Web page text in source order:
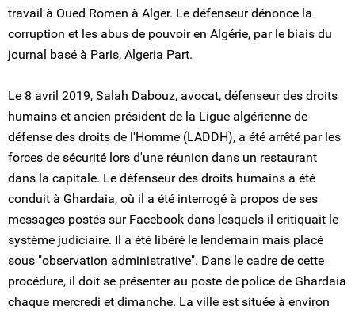
travail à Oued Romen à Alger. Le défenseur dénonce la
corruption et les abus de pouvoir en Algérie, par le biais du
journal basé à Paris, Algeria Part.
Le 8 avril 2019, Salah Dabouz, avocat, défenseur des droits
humains et ancien président de la Ligue algérienne de
défense des droits de l'Homme (LADDH), a été arrêté par les
forces de sécurité lors d'une réunion dans un restaurant
dans la capitale. Le défenseur des droits humains a été
conduit à Ghardaia, où il a été interrogé à propos de ses
messages postés sur Facebook dans lesquels il critiquait le
système judiciaire. Il a été libéré le lendemain mais placé
sous "observation administrative". Dans le cadre de cette
procédure, il doit se présenter au poste de police de Ghardaia
chaque mercredi et dimanche. La ville est située à environ